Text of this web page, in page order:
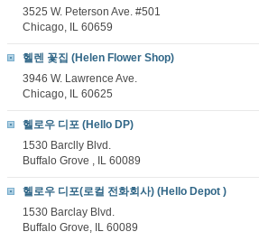
3525 W. Peterson Ave. #501
Chicago, IL 60659
헬렌 꽃집 (Helen Flower Shop)
3946 W. Lawrence Ave.
Chicago, IL 60625
헬로우 디포 (Hello DP)
1530 Barclly Blvd.
Buffalo Grove , IL 60089
헬로우 디포(로컬 전화회사) (Hello Depot )
1530 Barclay Blvd.
Buffalo Grove, IL 60089